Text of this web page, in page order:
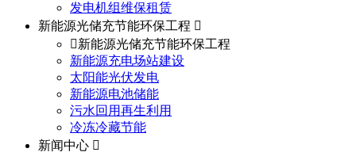
发电机组维保租赁
新能源光储充节能环保工程
新能源光储充节能环保工程
新能源充电场站建设
太阳能光伏发电
新能源电池储能
污水回用再生利用
冷冻冷藏节能
新闻中心